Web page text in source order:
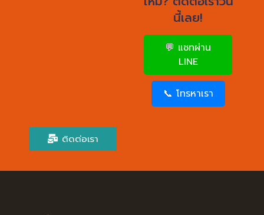
นี้เลย!
💬 แชทผ่าน
LINE
📞 โทรหาเรา
ติดต่อเรา